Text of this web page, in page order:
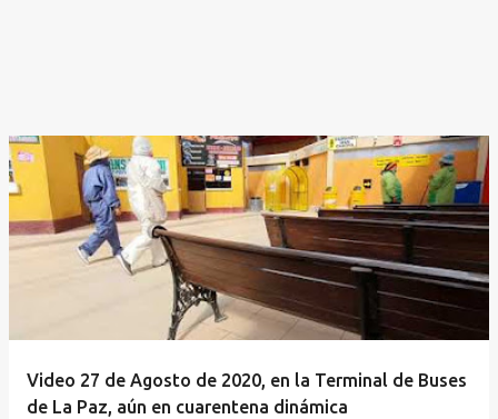
Video 27 de Agosto de 2020, en la Terminal de Buses
de La Paz, aún en cuarentena dinámica